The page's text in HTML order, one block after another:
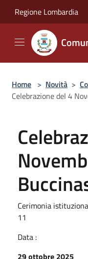
Regione Lombardia
Home > Novità >
Celebrazione del 4
Cerimonia
11
Data :
29 ottobre 2025